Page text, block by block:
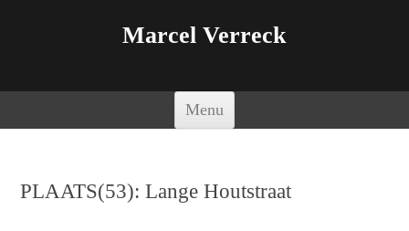
Marcel Verreck
Menu
PLAATS(53): Lange Houtstraat